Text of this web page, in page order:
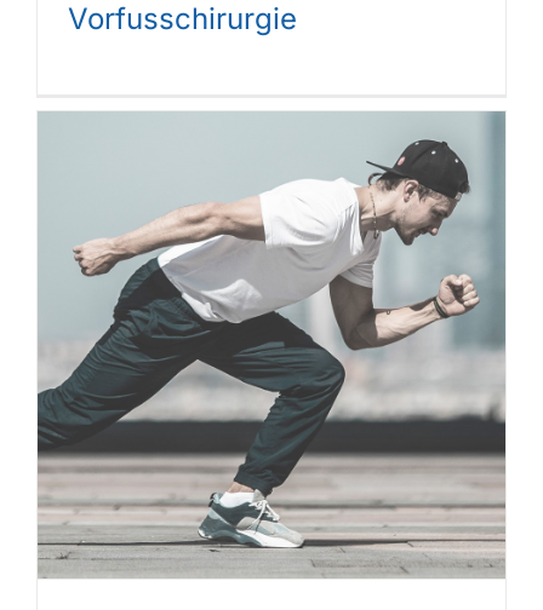
Vorfusschirurgie